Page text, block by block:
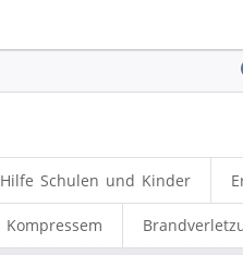
Schulen und Kinder